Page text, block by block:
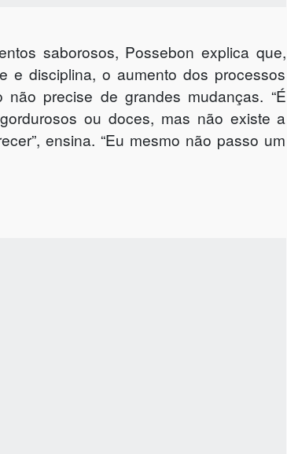
saborosos, Possebon explica que,
e disciplina, o aumento dos processos
precise de grandes mudanças. “É
ou doces, mas não existe a
ensina. “Eu mesmo não passo um